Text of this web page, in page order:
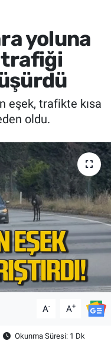
yoluna
trafiği
eşek, trafikte kısa
oldu.
A- A+
Okunma Süresi: 1 Dk